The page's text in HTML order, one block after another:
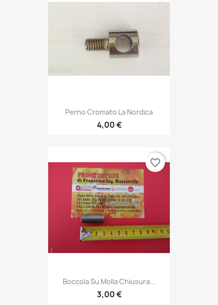
Perno Cromato La Nordica
4,00 €
Boccola Su Molla Chiusura...
3,00 €
favorite_border